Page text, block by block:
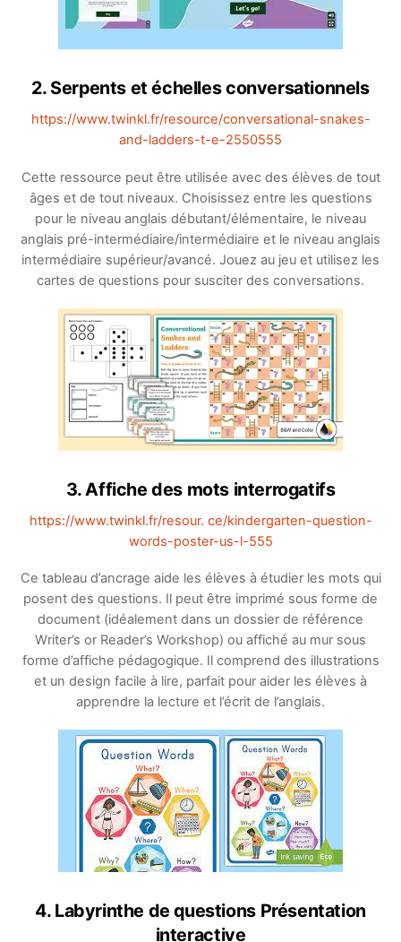
2. Serpents et échelles conversationnels
https://www.twinkl.fr/resource/conversational-snakes-
and-ladders-t-e-2550555
Cette ressource peut être utilisée avec des élèves de tout
âges et de tout niveaux. Choisissez entre les questions
pour le niveau anglais débutant/élémentaire, le niveau
anglais pré-intermédiaire/intermédiaire et le niveau anglais
intermédiaire supérieur/avancé. Jouez au jeu et utilisez les
cartes de questions pour susciter des conversations.
3. Affiche des mots interrogatifs
https://www.twinkl.fr/resour. ce/kindergarten-question-
words-poster-us-l-555
Ce tableau d’ancrage aide les élèves à étudier les mots qui
posent des questions. Il peut être imprimé sous forme de
document (idéalement dans un dossier de référence
Writer’s or Reader’s Workshop) ou affiché au mur sous
forme d’affiche pédagogique. Il comprend des illustrations
et un design facile à lire, parfait pour aider les élèves à
apprendre la lecture et l’écrit de l’anglais.
4. Labyrinthe de questions Présentation
interactive